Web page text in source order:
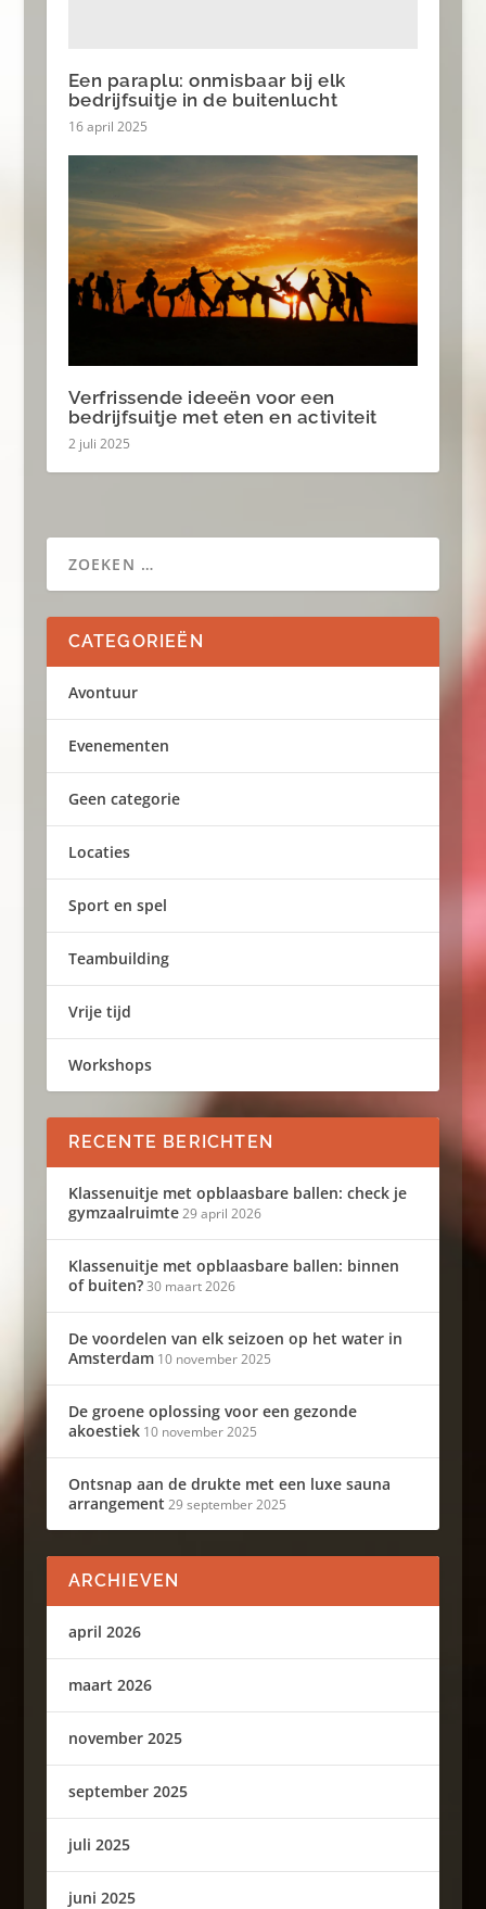
Een paraplu: onmisbaar bij elk
bedrijfsuitje in de buitenlucht
16 april 2025
Verfrissende ideeën voor een
bedrijfsuitje met eten en activiteit
2 juli 2025
CATEGORIEËN
Avontuur
Evenementen
Geen categorie
Locaties
Sport en spel
Teambuilding
Vrije tijd
Workshops
RECENTE BERICHTEN
Klassenuitje met opblaasbare ballen: check je
gymzaalruimte 29 april 2026
Klassenuitje met opblaasbare ballen: binnen
of buiten? 30 maart 2026
De voordelen van elk seizoen op het water in
Amsterdam 10 november 2025
De groene oplossing voor een gezonde
akoestiek 10 november 2025
Ontsnap aan de drukte met een luxe sauna
arrangement 29 september 2025
ARCHIEVEN
april 2026
maart 2026
november 2025
september 2025
juli 2025
juni 2025